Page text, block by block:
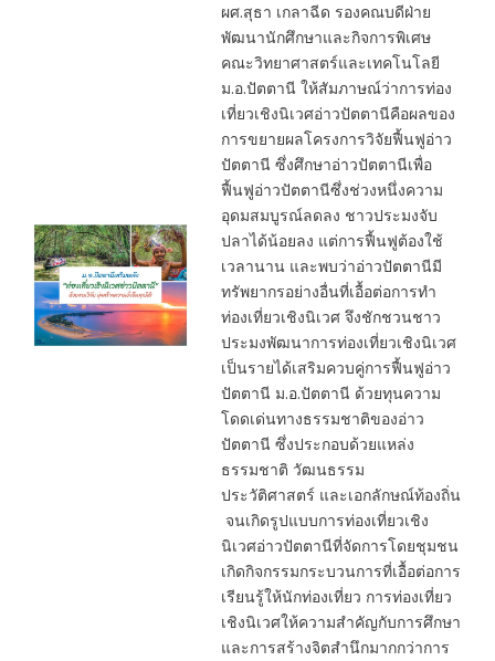
ผศ.สุธา เกลาฉีด รองคณบดีฝ่าย
พัฒนานักศึกษาและกิจการพิเศษ
คณะวิทยาศาสตร์และเทคโนโลยี
ม.อ.ปัตตานี ให้สัมภาษณ์ว่าการท่อง
เที่ยวเชิงนิเวศอ่าวปัตตานีคือผลของ
การขยายผลโครงการวิจัยฟื้นฟูอ่าว
ปัตตานี ซึ่งศึกษาอ่าวปัตตานีเพื่อ
ฟื้นฟูอ่าวปัตตานีซึ่งช่วงหนึ่งความ
อุดมสมบูรณ์ลดลง ชาวประมงจับ
ปลาได้น้อยลง แต่การฟื้นฟูต้องใช้
เวลานาน และพบว่าอ่าวปัตตานีมี
ทรัพยากรอย่างอื่นที่เอื้อต่อการทำ
ท่องเที่ยวเชิงนิเวศ จึงชักชวนชาว
ประมงพัฒนาการท่องเที่ยวเชิงนิเวศ
เป็นรายได้เสริมควบคู่การฟื้นฟูอ่าว
ปัตตานี ม.อ.ปัตตานี ด้วยทุนความ
โดดเด่นทางธรรมชาติของอ่าว
ปัตตานี ซึ่งประกอบด้วยแหล่ง
ธรรมชาติ วัฒนธรรม
ประวัติศาสตร์ และเอกลักษณ์ท้องถิ่น
จนเกิดรูปแบบการท่องเที่ยวเชิง
นิเวศอ่าวปัตตานีที่จัดการโดยชุมชน
เกิดกิจกรรมกระบวนการที่เอื้อต่อการ
เรียนรู้ให้นักท่องเที่ยว การท่องเที่ยว
เชิงนิเวศให้ความสำคัญกับการศึกษา
และการสร้างจิตสำนึกมากกว่าการ